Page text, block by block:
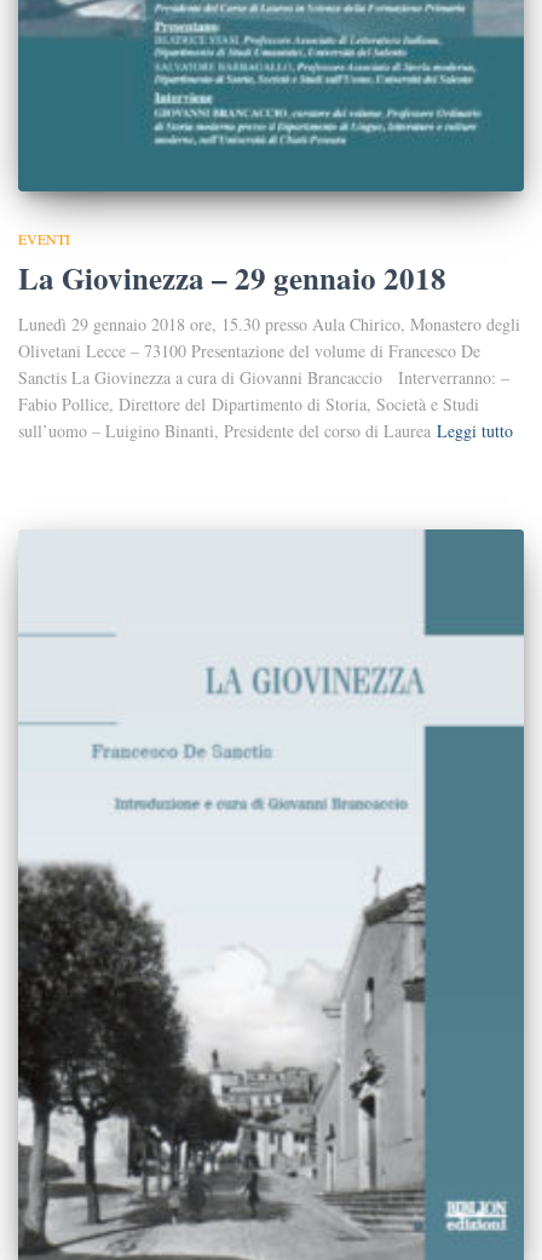
EVENTI
La Giovinezza – 29 gennaio 2018
Lunedì 29 gennaio 2018 ore, 15.30 presso Aula Chirico, Monastero degli
Olivetani Lecce – 73100 Presentazione del volume di Francesco De
Sanctis La Giovinezza a cura di Giovanni Brancaccio Interverranno: –
Fabio Pollice, Direttore del Dipartimento di Storia, Società e Studi
sull’uomo – Luigino Binanti, Presidente del corso di Laurea Leggi tutto